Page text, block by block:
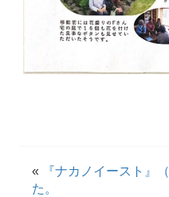
«
『ナカノイースト』
た。